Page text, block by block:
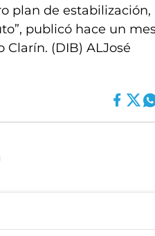
plan de estabilización,
publicó hace un
(DIB) ALJosé